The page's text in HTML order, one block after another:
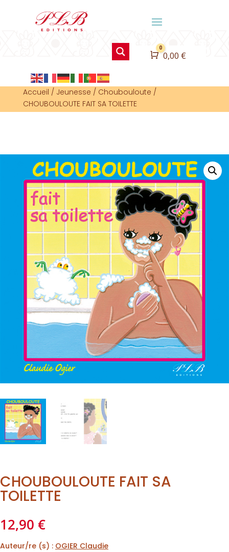
Panier
0
0,00 €
Accueil / Jeunesse / Choubouloute /
CHOUBOULOUTE FAIT SA TOILETTE
CHOUBOULOUTE FAIT SA
TOILETTE
12,90 €
Auteur/re (s) : OGIER Claudie